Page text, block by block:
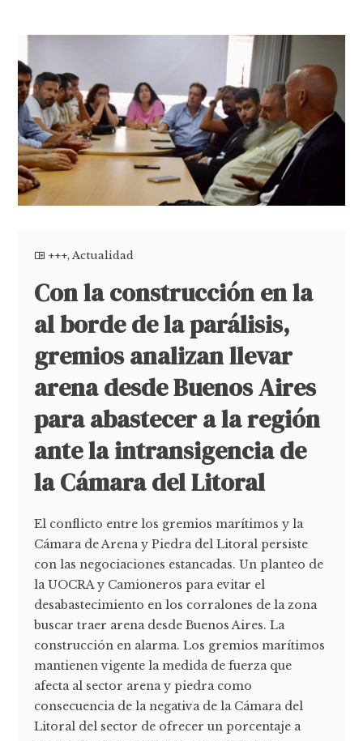
+++,Actualidad
Con la construcción en la
al borde de la parálisis,
gremios analizan llevar
arena desde Buenos Aires
para abastecer a la región
ante la intransigencia de
la Cámara del Litoral
El conflicto entre los gremios marítimos y la
Cámara de Arena y Piedra del Litoral persiste
con las negociaciones estancadas. Un planteo de
la UOCRA y Camioneros para evitar el
desabastecimiento en los corralones de la zona
buscar traer arena desde Buenos Aires. La
construcción en alarma. Los gremios marítimos
mantienen vigente la medida de fuerza que
afecta al sector arena y piedra como
consecuencia de la negativa de la Cámara del
Litoral del sector de ofrecer un porcentaje a